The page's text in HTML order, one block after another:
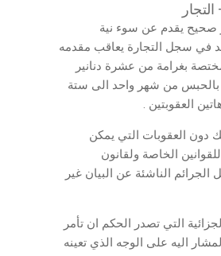
صحيح يقدم عن سوء نية
في سجل التجارة يعاقب مقدمه
بغرامة من عشرة دنانير
و بالحبس من شهر واحد الى ستة
العقوبتين .
دون العقوبات التي يمكن
الخاصة ولقانون
الجرائم الناشئة عن البيان غير
التي تصدر الحكم ان تأمر
اليه على الوجه الذي تعينه